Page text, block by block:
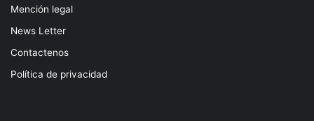
Mención legal
News Letter
Contactenos
Política de privacidad